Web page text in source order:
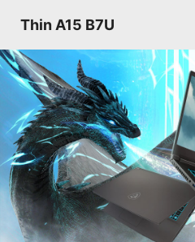
Thin A15 B7U